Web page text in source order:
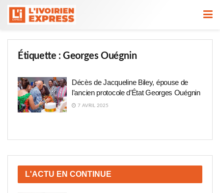
Étiquette :Georges Ouégnin
Décès de Jacqueline Biley, épouse de
l’ancien protocole d’État Georges Ouégnin
7 AVRIL 2025
L'ACTU EN CONTINUE